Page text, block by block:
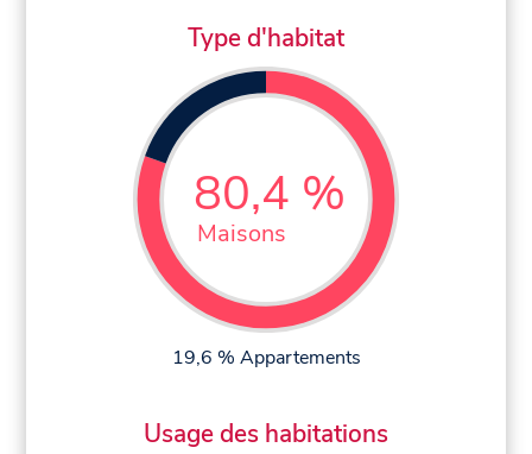
Type d'habitat
80,4 %
Maisons
19,6 % Appartements
Usage des habitations